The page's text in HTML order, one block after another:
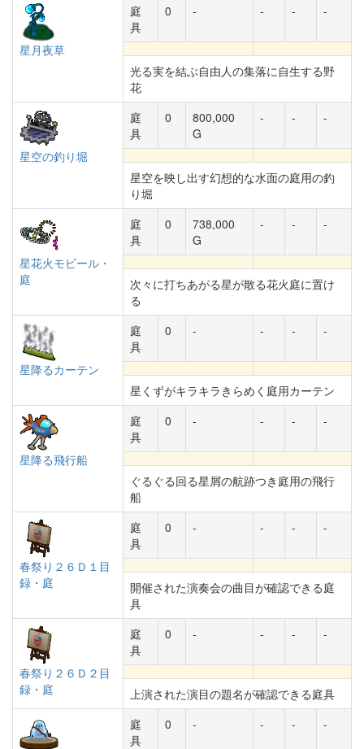
星月夜草
庭
具
0 - - - -
光る実を結ぶ自由人の集落に自生する野
花
星空の釣り堀
庭
具
0
800,000
G
- - -
星空を映し出す幻想的な水面の庭用の釣
り堀
星花火モビール・
庭
庭
具
0
738,000
G
- - -
次々に打ちあがる星が散る花火庭に置け
る
星降るカーテン
庭
具
0 - - - -
星くずがキラキラきらめく庭用カーテン
星降る飛行船
庭
具
0 - - - -
ぐるぐる回る星屑の航跡つき庭用の飛行
船
春祭り２６Ｄ１目
録・庭
庭
具
0 - - - -
開催された演奏会の曲目が確認できる庭
具
春祭り２６Ｄ２目
録・庭
庭
具
0 - - - -
上演された演目の題名が確認できる庭具
庭
具
0 - - - -